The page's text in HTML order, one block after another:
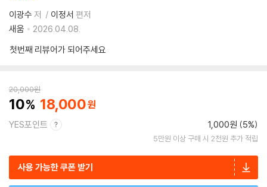
이광수 저 이정서 편저
새움
2026.04.08.
첫번째 리뷰어가 되어주세요
20,000원
10 18,000
YES포인트 1,000원 (5%)
5만원 이상 구매 시 2천원 추가 적립
사용 가능한 쿠폰 받기